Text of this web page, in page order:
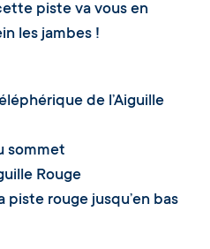
piste va vous en
les jambes !
de l’Aiguille
sommet
Rouge
rouge jusqu’en bas